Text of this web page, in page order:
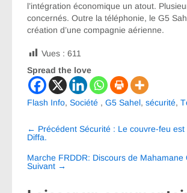
l’intégration économique un atout.
concernés. Outre la téléphonie, le G5
création d’une compagnie aérienne.
Vues : 611
Spread the love
Flash Info, Société , G5 Sahel, sécurité,
Navigation
entre
les
articles
← Précédent Sécurité : Le couvre-feu est
Diffa.
Marche FRDDR: Discours de Mahamane
Suivant →